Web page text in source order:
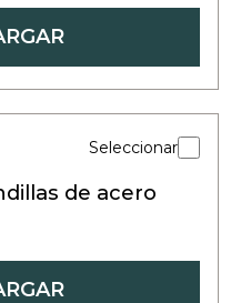
Seleccionar
de acero